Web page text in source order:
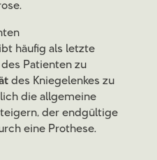
häufig als letzte
Patienten zu
des Kniegelenkes zu
die allgemeine
der endgültige
eine Prothese.